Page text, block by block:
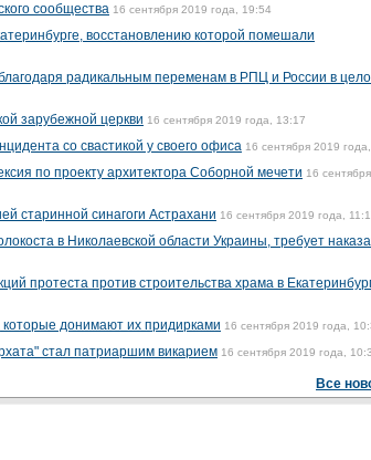
сообщества 16 сентября 2019 года, 19:54
восстановлению которой помешали
радикальным переменам в РПЦ и России в
зарубежной церкви 16 сентября 2019 года, 13:17
со свастикой у своего офиса 16 сентября 2019
по проекту архитектора Соборной мечети 16
старинной синагоги Астрахани 16 сентября 2019 года,
в Николаевской области Украины, требует
протеста против строительства храма в
донимают их придирками 16 сентября 2019 года,
стал патриаршим викарием 16 сентября 2019 года,
Все